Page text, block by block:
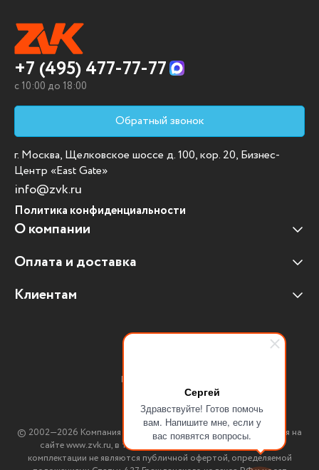
Сергей
Здравствуйте! Готов помочь
вам. Напишите мне, если у
вас появятся вопросы.
+7 (495) 477-77-77
c 10:00 до 18:00
Обратный звонок
г. Москва, Щелковское шоссе д. 100, кор. 20, Бизнес-
Центр «East Gate»
info@zvk.ru
Политика конфиденциальности
О компании
Наши клиенты
Отзывы клиентов
Оплата и доставка
Оплата и доставка
Клиентам
Мультимедийное оборудование
Импортозамещение ПО
© 2002—2026 Компания ЗВК. *Вся информация, опубликованная на
сайте www.zvk.ru, в т.ч. цены, описания, характеристики и
комплектации не являются публичной офертой, определяемой
Присоединяйтесь: